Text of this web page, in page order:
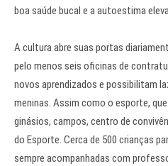
boa saúde bucal e a autoestima
A cultura abre suas portas
pelo menos seis oficinas de
novos aprendizados e possibilitam
meninas. Assim como o esporte,
ginásios, campos, centro de
do Esporte. Cerca de 500 crianças
sempre acompanhadas com